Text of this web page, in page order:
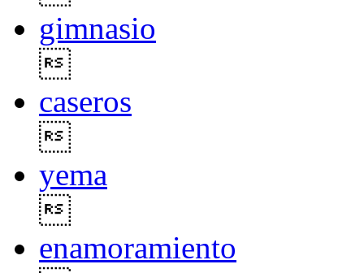
gimnasio
caseros
yema
enamoramiento